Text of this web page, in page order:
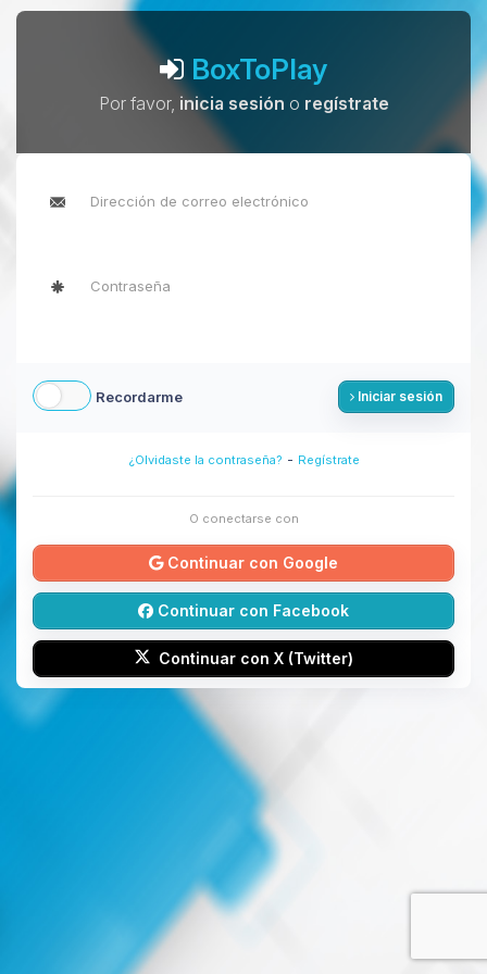
BoxToPlay
Por favor, inicia sesión o regístrate
Recordarme Iniciar sesión
¿Olvidaste la contraseña? - Regístrate
O conectarse con
Continuar con Google
Continuar con Facebook
Continuar con X (Twitter)